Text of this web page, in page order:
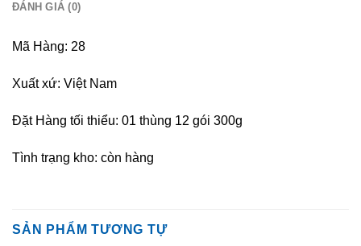
ĐÁNH GIÁ (0)
Mã Hàng: 28
Xuất xứ: Việt Nam
Đặt Hàng tối thiểu: 01 thùng 12 gói 300g
Tình trạng kho: còn hàng
SẢN PHẨM TƯƠNG TỰ